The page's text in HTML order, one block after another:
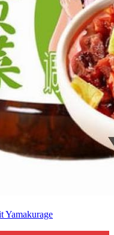
Yamakurage